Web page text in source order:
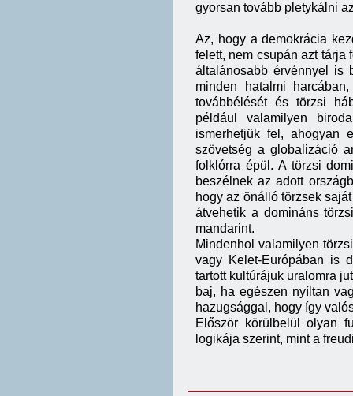
gyorsan tovább pletykálni
Az, hogy a demokrácia
felett, nem csupán azt tárja
általánosabb érvénnyel is
minden hatalmi
továbbélését és törzsi
például valamilyen
ismerhetjük fel, ahogyan
szövetség a globalizáció
folklórra épül. A törzsi
beszélnek az adott
hogy az önálló törzsek
átvehetik a domináns
mandarint.
Mindenhol valamilyen
vagy Kelet-Európában is
tartott kultúrájuk uralomra
baj, ha egészen nyíltan
hazugsággal, hogy így
Először körülbelül olyan
logikája szerint, mint a